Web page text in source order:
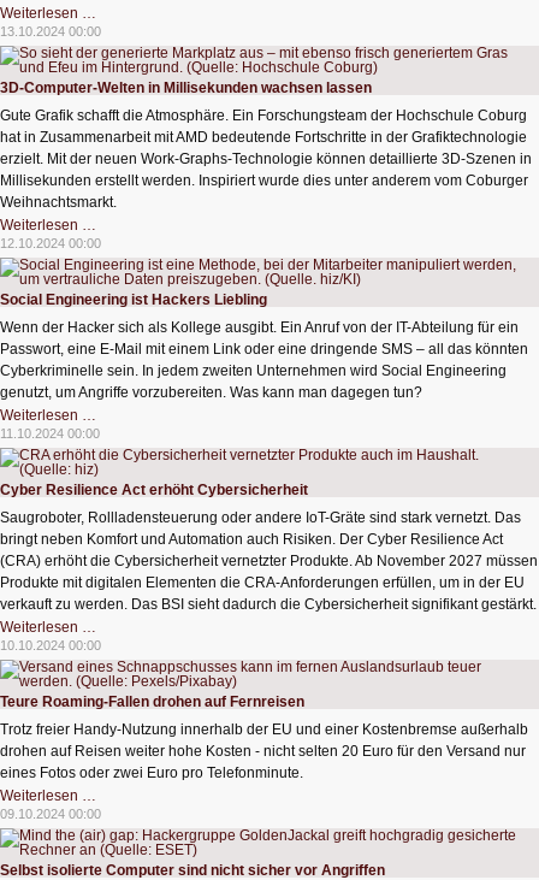
Weiterlesen …
Druck
mit
mehreren
Farben
in
Arbeitsgang
13.10.2024 00:00
3D-Computer-Welten in Millisekunden wachsen lassen
Gute Grafik schafft die Atmosphäre. Ein Forschungsteam der Hochschule Coburg
hat in Zusammenarbeit mit AMD bedeutende Fortschritte in der Grafiktechnologie
erzielt. Mit der neuen Work-Graphs-Technologie können detaillierte 3D-Szenen in
Millisekunden erstellt werden. Inspiriert wurde dies unter anderem vom Coburger
Weihnachtsmarkt.
Weiterlesen …
Computer-
Welten
in
Millisekunden
wachsen
lassen
12.10.2024 00:00
Social Engineering ist Hackers Liebling
Wenn der Hacker sich als Kollege ausgibt. Ein Anruf von der IT-Abteilung für ein
Passwort, eine E-Mail mit einem Link oder eine dringende SMS – all das könnten
Cyberkriminelle sein. In jedem zweiten Unternehmen wird Social Engineering
genutzt, um Angriffe vorzubereiten. Was kann man dagegen tun?
Weiterlesen …
Engineering
ist
Hackers
Liebling
11.10.2024 00:00
Cyber Resilience Act erhöht Cybersicherheit
Saugroboter, Rollladensteuerung oder andere IoT-Gräte sind stark vernetzt. Das
bringt neben Komfort und Automation auch Risiken. Der Cyber Resilience Act
(CRA) erhöht die Cybersicherheit vernetzter Produkte. Ab November 2027 müssen
Produkte mit digitalen Elementen die CRA-Anforderungen erfüllen, um in der EU
verkauft zu werden. Das BSI sieht dadurch die Cybersicherheit signifikant gestärkt.
Weiterlesen …
Resilience
Act
erhöht
Cybersicherheit
10.10.2024 00:00
Teure Roaming-Fallen drohen auf Fernreisen
Trotz freier Handy-Nutzung innerhalb der EU und einer Kostenbremse außerhalb
drohen auf Reisen weiter hohe Kosten - nicht selten 20 Euro für den Versand nur
eines Fotos oder zwei Euro pro Telefonminute.
Weiterlesen …
Roaming-
Fallen
drohen
auf
Fernreisen
09.10.2024 00:00
Selbst isolierte Computer sind nicht sicher vor Angriffen